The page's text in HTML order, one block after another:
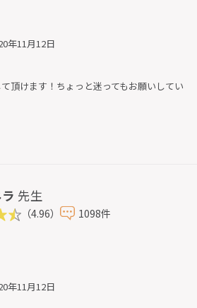
年11月12日
頂けます！ちょっと迷ってもお願いしてい
先生
（4.96） 1098件
年11月12日